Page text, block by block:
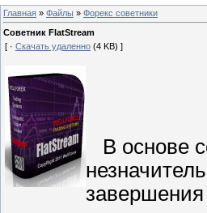
Главная » Файлы » Форекс cоветники
Советник FlatStream
[ · Скачать удаленно (4 KB) ]
В основе
завершения